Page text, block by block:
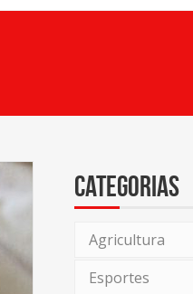
Categorias
Agricultura
Esportes